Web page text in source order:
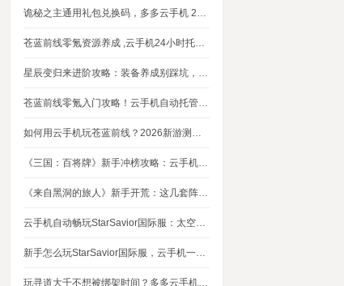
诡秘之主通用礼包兑换码，多多云手机 24 小时挂机攻略
苍蓝前线零氪资源养成 ,云手机24小时托管，上班自动肝资源
星辰变归来进阶攻略：装备养成别踩坑，这几个技巧让你省下80%资源
苍蓝前线零氪入门攻略！云手机自动托管，24小时自动刷资源不掉队
如何用云手机玩苍蓝前线？2026新游测评，新手入坑玩法指南
《三国：百将牌》新手冲榜攻略：云手机多开挂机，轻松拿捏牌局优势
《来自黑洞的旅人》新手开荒：这几套阵容，实测好用
云手机自动畅玩StarSavior国际服：太空星战到底值不值得入坑
新手怎么玩StarSavior国际服，云手机一键搞定
玩寻道大千不想被绑架时间？多多云手机帮我自动挂机平衡游戏和生活